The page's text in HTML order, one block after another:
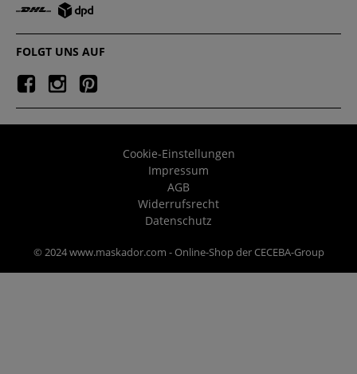
FOLGT UNS AUF
Cookie-Einstellungen
Impressum
AGB
Widerrufsrecht
Datenschutz
© 2024 www.maskador.com - Online-Shop der CECEBA-Group